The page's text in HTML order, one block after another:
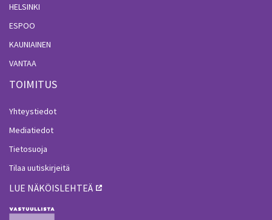
HELSINKI
ESPOO
KAUNIAINEN
VANTAA
TOIMITUS
Yhteystiedot
Mediatiedot
Tietosuoja
Tilaa uutiskirjeitä
LUE NÄKÖISLEHTEÄ